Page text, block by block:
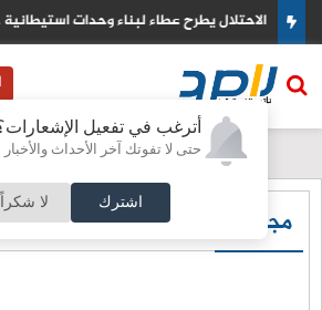
أترغب في تفعيل
حتى لا تفوتك آخر الأحداث والأخبار
اشترك لا شكراً
الاحتلال يطرح عطاء لبناء وحدات
مجلس الأمة